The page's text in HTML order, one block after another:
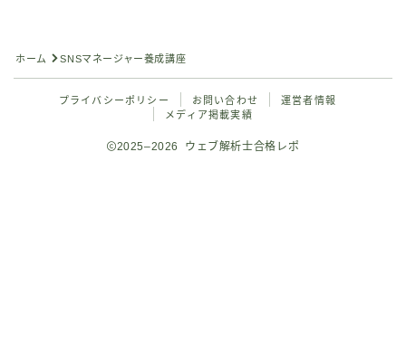
Googleアナリティクス4講座
ホーム SNSマネージャー養成講座
プライバシーポリシー お問い合わせ
運営者情報
メディア掲載実績
2025–2026 ウェブ解析士合格レポ